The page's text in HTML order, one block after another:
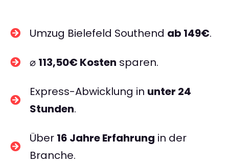
Umzug Bielefeld Southend ab 149€.
⌀ 113,50€ Kosten sparen.
Express-Abwicklung in unter 24
Stunden.
Über 16 Jahre Erfahrung in der
Branche.